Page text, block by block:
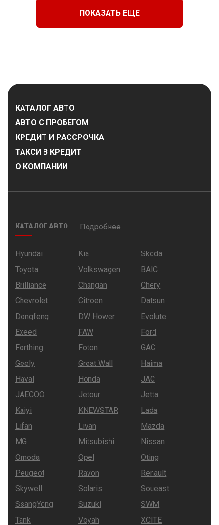
ПОКАЗАТЬ ЕЩЕ
КАТАЛОГ АВТО
АВТО С ПРОБЕГОМ
КРЕДИТ И РАССРОЧКА
ТАКСИ В КРЕДИТ
О КОМПАНИИ
КАТАЛОГ АВТО Подробнее
Hyundai Kia
Skoda
Toyota
Volkswagen
BAIC
Brilliance
Changan
Chery
Chevrolet
Citroen
Datsun
Dongfeng
DW Hower
Evolute
Exeed
FAW
Ford
Forthing
Foton
GAC
Geely
Great Wall
Haima
Haval
Honda
JAC
JAECOO
Jetour
Jetta
Kaiyi
KNEWSTAR
Lada
Lifan
Livan
Mazda
MG
Mitsubishi
Nissan
Omoda
Opel
Oting
Peugeot
Ravon
Renault
Skywell
Solaris
Soueast
SsangYong
Suzuki
SWM
Tank
Voyah
XCITE